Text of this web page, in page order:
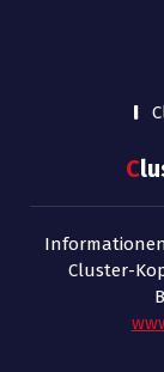
C
Cluster-